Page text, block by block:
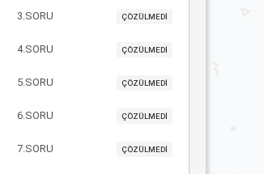
3.SORU ÇÖZÜLMEDİ
4.SORU ÇÖZÜLMEDİ
5.SORU ÇÖZÜLMEDİ
6.SORU ÇÖZÜLMEDİ
7.SORU ÇÖZÜLMEDİ